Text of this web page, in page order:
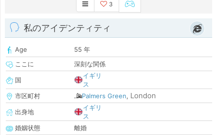
3
私のアイデンティティ
Age
55 年
ここに
深刻な関係
国
イギリ
ス
市区町村
Palmers Green, London
出身地
イギリ
ス
婚姻状態
離婚